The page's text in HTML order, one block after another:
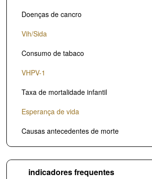
2010
2012
2013
2014
2015
Doenças de cancro
Vih/Sida
Consumo de tabaco
VHPV-1
Taxa de mortalidade infantil
Esperança de vida
Causas antecedentes de morte
indicadores frequentes